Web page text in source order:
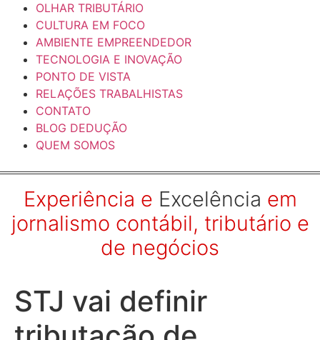
OLHAR TRIBUTÁRIO
CULTURA EM FOCO
AMBIENTE EMPREENDEDOR
TECNOLOGIA E INOVAÇÃO
PONTO DE VISTA
RELAÇÕES TRABALHISTAS
CONTATO
BLOG DEDUÇÃO
QUEM SOMOS
Experiência e Excelência em
jornalismo contábil, tributário e
de negócios
STJ vai definir